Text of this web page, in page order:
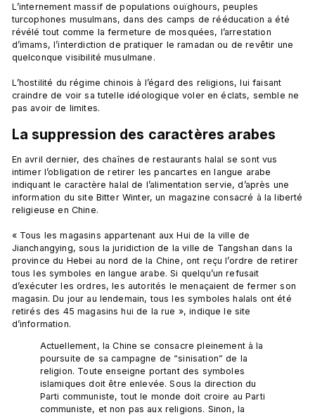
L’internement massif de populations ouïghours, peuples
turcophones musulmans, dans des camps de rééducation a été
révélé tout comme la fermeture de mosquées, l’arrestation
d’imams, l’interdiction de pratiquer le ramadan ou de revêtir une
quelconque visibilité musulmane.
L’hostilité du régime chinois à l’égard des religions, lui faisant
craindre de voir sa tutelle idéologique voler en éclats, semble ne
La suppression des caractères arabes
En avril dernier, des chaînes de restaurants halal se sont vus
intimer l’obligation de retirer les pancartes en langue arabe
indiquant le caractère halal de l’alimentation servie, d’après une
information du site Bitter Winter, un magazine consacré à la liberté
religieuse en Chine.
« Tous les magasins appartenant aux Hui de la ville de
Jianchangying, sous la juridiction de la ville de Tangshan dans la
province du Hebei au nord de la Chine, ont reçu l’ordre de retirer
tous les symboles en langue arabe. Si quelqu’un refusait
d’exécuter les ordres, les autorités le menaçaient de fermer son
magasin. Du jour au lendemain, tous les symboles halals ont été
retirés des 45 magasins hui de la rue », indique le site
Actuellement, la Chine se consacre pleinement à la
poursuite de sa campagne de “sinisation” de la
religion. Toute enseigne portant des symboles
islamiques doit être enlevée. Sous la direction du
Parti communiste, tout le monde doit croire au Parti
communiste, et non pas aux religions. Sinon, la